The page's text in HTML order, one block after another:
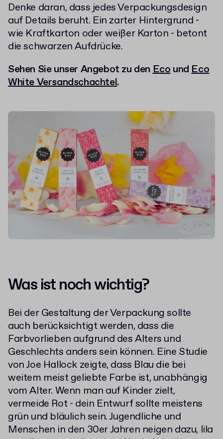
Denke daran, dass jedes Verpackungsdesign
auf Details beruht. Ein zarter Hintergrund -
wie Kraftkarton oder weißer Karton - betont
die schwarzen Aufdrücke.
Sehen Sie unser Angebot zu denEcoundEco
White Versandschachtel.
Was ist noch wichtig?
Bei der Gestaltung der Verpackung sollte
auch berücksichtigt werden, dass die
Farbvorlieben aufgrund des Alters und
Geschlechts anders sein können. Eine Studie
von Joe Hallock zeigte, dass Blau die bei
weitem meist geliebte Farbe ist, unabhängig
vom Alter. Wenn man auf Kinder zielt,
vermeide Rot - dein Entwurf sollte meistens
grün und bläulich sein. Jugendliche und
Menschen in den 30er Jahren neigen dazu, lila